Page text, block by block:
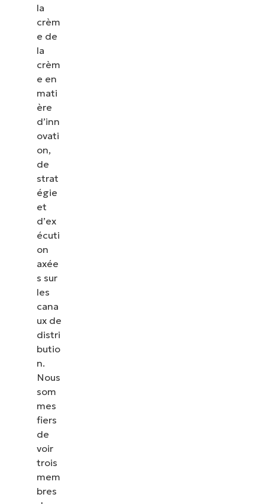
la
crèm
e de
la
crèm
e en
mati
ère
d’inn
ovati
on,
de
strat
égie
et
d’ex
écuti
on
axée
s sur
les
cana
ux de
distri
butio
n.
Nous
som
mes
fiers
de
voir
trois
mem
bres